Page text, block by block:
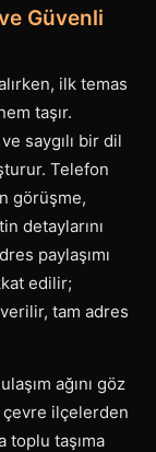
Güvenli
ilk temas
taşır.
saygılı bir dil
Telefon
görüşme,
detaylarını
paylaşımı
edilir;
tam adres
ağını göz
çevre ilçelerden
toplu taşıma